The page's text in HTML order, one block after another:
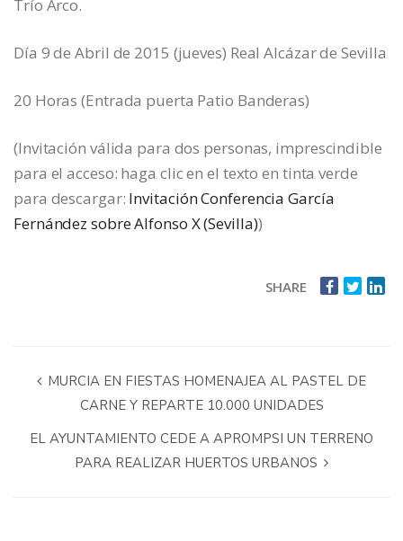
Trío Arco.
Día 9 de Abril de 2015 (jueves) Real Alcázar de Sevilla
20 Horas (Entrada puerta Patio Banderas)
(Invitación válida para dos personas, imprescindible
para el acceso: haga clic en el texto en tinta verde
para descargar: Invitación Conferencia García
Fernández sobre Alfonso X (Sevilla))
SHARE
MURCIA EN FIESTAS HOMENAJEA AL PASTEL DE
CARNE Y REPARTE 10.000 UNIDADES
EL AYUNTAMIENTO CEDE A APROMPSI UN TERRENO
PARA REALIZAR HUERTOS URBANOS